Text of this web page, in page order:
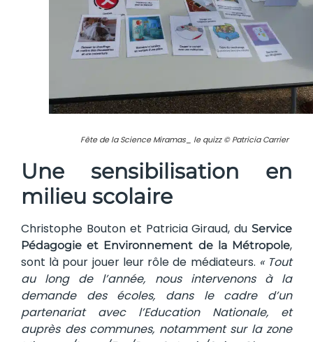
Fête de la Science Miramas_ le quizz © Patricia Carrier
Une sensibilisation en
milieu scolaire
Christophe Bouton et Patricia Giraud, du Service
Pédagogie et Environnement de la Métropole,
sont là pour jouer leur rôle de médiateurs. « Tout
au long de l’année, nous intervenons à la
demande des écoles, dans le cadre d’un
partenariat avec l’Education Nationale, et
auprès des communes, notamment sur la zone